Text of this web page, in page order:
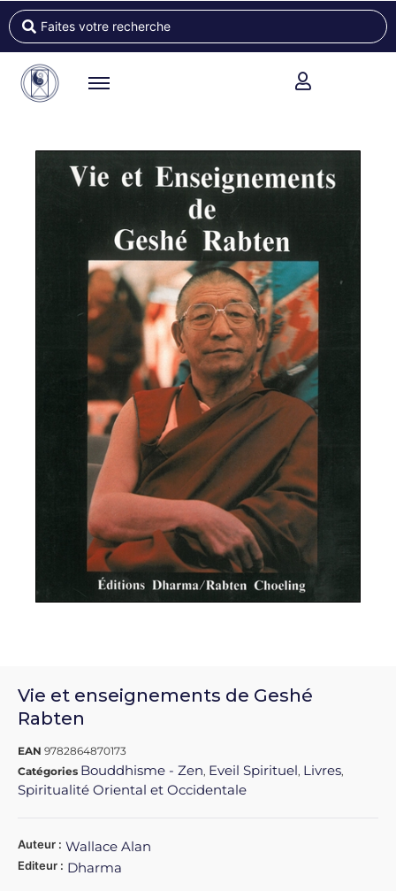
Vie et enseignements de Geshé
Rabten
EAN 9782864870173
Catégories Bouddhisme - Zen, Eveil Spirituel, Livres,
Spiritualité Oriental et Occidentale
Auteur : Wallace Alan
Editeur : Dharma